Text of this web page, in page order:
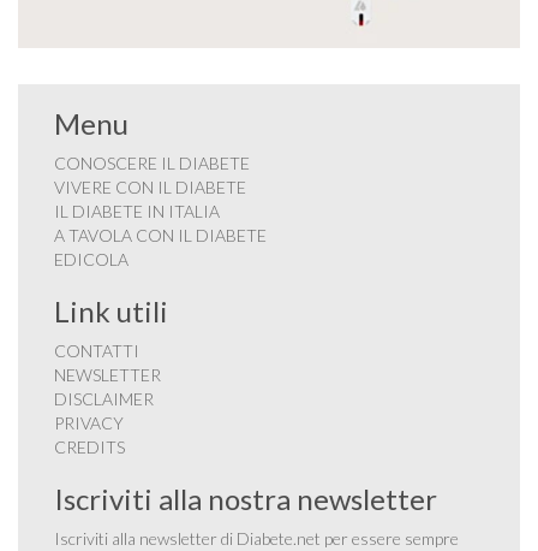
Menu
CONOSCERE IL DIABETE
VIVERE CON IL DIABETE
IL DIABETE IN ITALIA
A TAVOLA CON IL DIABETE
EDICOLA
Link utili
CONTATTI
NEWSLETTER
DISCLAIMER
PRIVACY
CREDITS
Iscriviti alla nostra newsletter
Iscriviti alla newsletter di Diabete.net per essere sempre